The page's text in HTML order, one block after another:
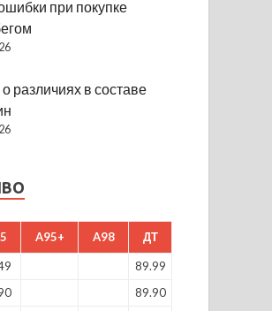
при покупке
различиях в составе
A95+ A98 ДТ
89.99
89.90